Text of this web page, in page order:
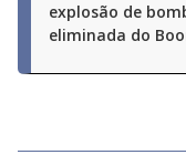
explosão de
eliminada do